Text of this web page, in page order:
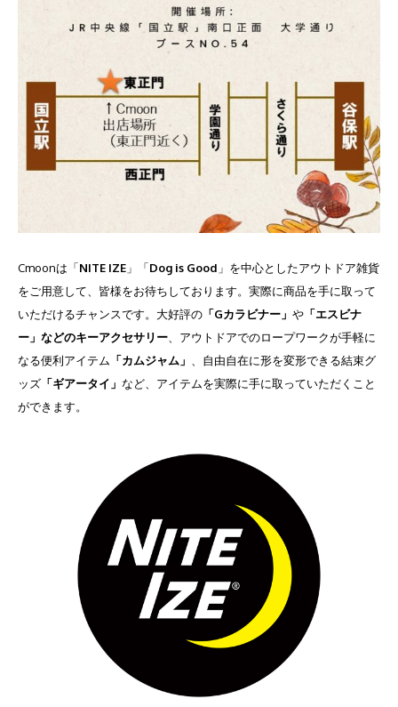
Cmoonは「NITE IZE 」「Dog is Good 」を中心としたアウトドア雑貨
をご用意して、皆様をお待ちしております。実際に商品を手に取って
いただけるチャンスです。大好評の 「Gカラビナー」 や 「エスビナ
ー」などのキーアクセサリー 、アウトドアでのロープワークが手軽に
なる便利アイテム 「カムジャム」
、自由自在に形を変形できる結束グ
ッズ 「ギアータイ」 など、アイテムを実際に手に取っていただくこと
ができます。